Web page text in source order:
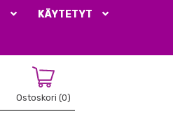
KÄYTETYT
Ostoskori (0)